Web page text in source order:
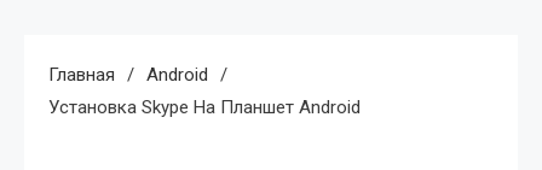
Главная
Android
Установка Skype На Планшет Android